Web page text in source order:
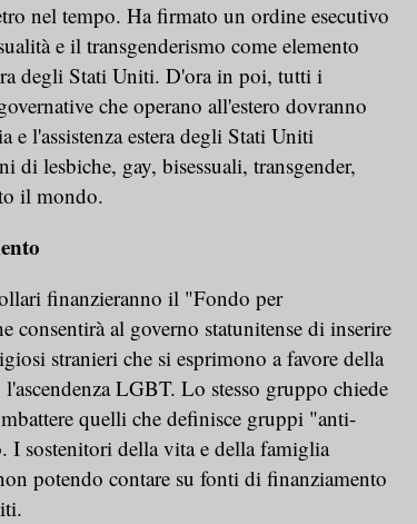
nel tempo. Ha firmato un ordine esecutivo
e il transgenderismo come elemento
degli Stati Uniti. D'ora in poi, tutti i
che operano all'estero dovranno
e l'assistenza estera degli Stati Uniti
lesbiche, gay, bisessuali, transgender,
il mondo.
finanzieranno il "Fondo per
consentirà al governo statunitense di inserire
stranieri che si esprimono a favore della
LGBT. Lo stesso gruppo chiede
quelli che definisce gruppi "anti-
sostenitori della vita e della famiglia
potendo contare su fonti di finanziamento